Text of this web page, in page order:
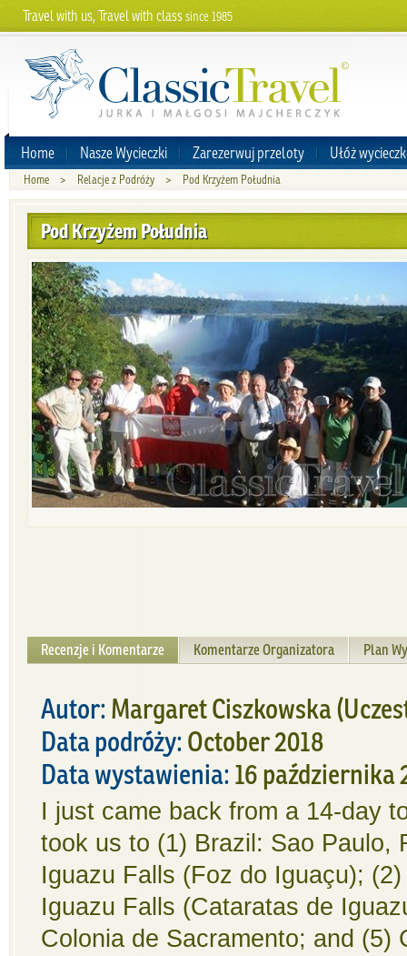
Travel with us, Travel with classsince 1985
Home Nasze Wycieczki Zarezerwuj przeloty Ułóż
Home > Relacje z Podróży > Pod Krzyżem Południa
Pod Krzyżem Południa
Recenzje i Komentarze Komentarze Organizatora Plan
Autor:Margaret Ciszkowska
Data podróży:October 2018
Data wystawienia:16 października
I just came back from a 14-day
took us to (1) Brazil: Sao Paulo,
Iguazu Falls (Foz do Iguaçu);
Iguazu Falls (Cataratas de
Colonia de Sacramento; and (5)